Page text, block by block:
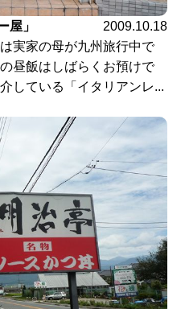
屋」
2009.10.18
実家の母が九州旅行中で
昼飯はしばらくお預けで
している「イタリアンレ...